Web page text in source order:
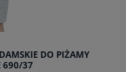
DO PIŻAMY
690/37